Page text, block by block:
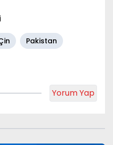
Pakistan
Yorum Yap